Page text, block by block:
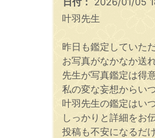
叶羽先生
昨日も鑑定していた
お写真がなかなか送
先生が写真鑑定は得
私の変な妄想からい
叶羽先生の鑑定はい
しっかりと詳細をお
投稿も不安になるだ